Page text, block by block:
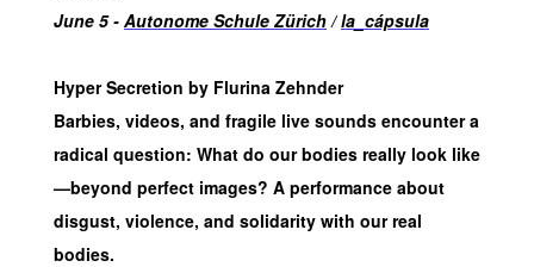
June 5 - Autonome Schule Zürich/la_cápsula
Hyper Secretion by Flurina Zehnder
Barbies, videos, and fragile live sounds encounter a
radical question: What do our bodies really look like
—beyond perfect images? A performance about
disgust, violence, and solidarity with our real
bodies.